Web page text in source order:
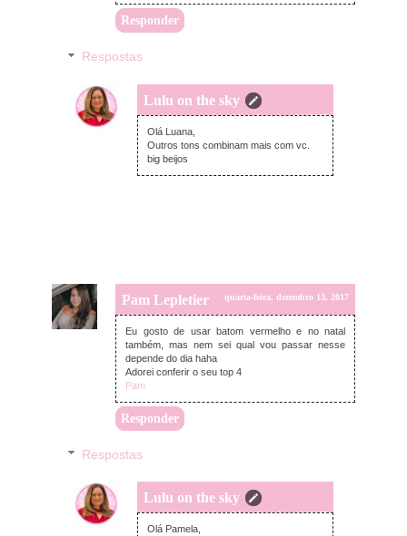
Responder
Respostas
Lulu on the sky
quinta-feira, dezembro 14, 2017
Olá Luana,
Outros tons combinam mais com vc.
big beijos
Pam Lepletier quarta-feira, dezembro 13, 2017
Eu gosto de usar batom vermelho e no natal
também, mas nem sei qual vou passar nesse
depende do dia haha
Adorei conferir o seu top 4
Pam
Responder
Respostas
Lulu on the sky
quinta-feira, dezembro 14, 2017
Olá Pamela,